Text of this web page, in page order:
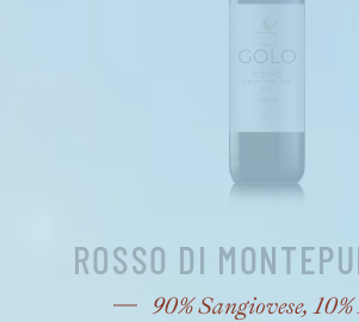
ROSSO DI
90% Sangiovese,